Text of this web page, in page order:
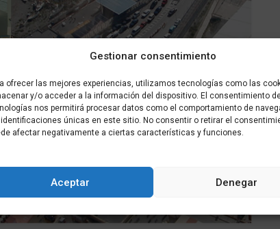
Gestionar consentimiento
ofrecer las mejores experiencias, utilizamos tecnologías como las
y/o acceder a la información del dispositivo. El consentimiento
nos permitirá procesar datos como el comportamiento de
únicas en este sitio. No consentir o retirar el
afectar negativamente a ciertas características y funciones.
Aceptar Denegar